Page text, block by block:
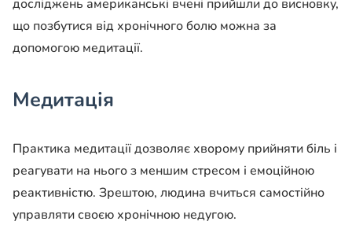
досліджень американські вчені прийшли до висновку,
що позбутися від хронічного болю можна за
допомогою медитації.
Медитація
Практика медитації дозволяє хворому прийняти біль і
реагувати на нього з меншим стресом і емоційною
реактивністю. Зрештою, людина вчиться самостійно
управляти своєю хронічною недугою.